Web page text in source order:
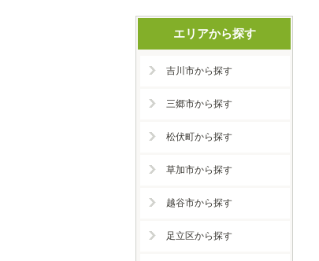
エリアから探す
吉川市から探す
三郷市から探す
松伏町から探す
草加市から探す
越谷市から探す
足立区から探す